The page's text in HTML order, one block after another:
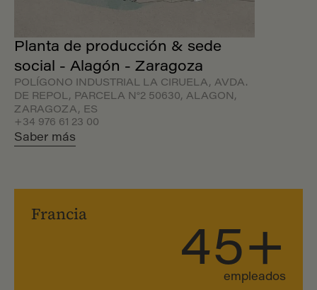
Planta de producción & sede
social - Alagón - Zaragoza
POLÍGONO INDUSTRIAL LA CIRUELA, AVDA.
DE REPOL, PARCELA N°2 50630, ALAGON,
ZARAGOZA, ES
+34 976 61 23 00
Saber más
Francia
45+
empleados